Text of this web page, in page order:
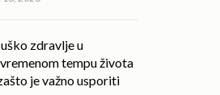
zdravlje u
tempu života
je važno usporiti